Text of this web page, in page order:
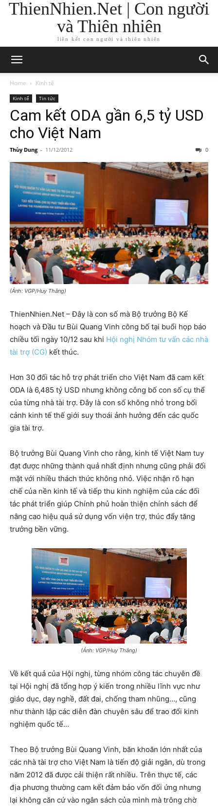
ThienNhien.Net | Con người
và Thiên nhiên
liên kết con người và thiên nhiên
Home Kinh tế
Kinh tế Tin tức
Cam kết ODA gần 6,5 tỷ USD
cho Việt Nam
Thùy Dung - 11/12/2012 0
(Ảnh: VGP/Huy Thắng)
ThienNhien.Net – Đây là con số mà Bộ trưởng Bộ Kế
hoạch và Đầu tư Bùi Quang Vinh công bố tại buổi họp báo
chiều tối ngày 10/12 sau khi Hội nghị Nhóm tư vấn các nhà
tài trợ (CG) kết thúc.
Hơn 30 đối tác hỗ trợ phát triển cho Việt Nam đã cam kết
ODA là 6,485 tỷ USD nhưng không công bố con số cụ thể
của từng nhà tài trợ. Đây là con số không nhỏ trong bối
cảnh kinh tế thế giới suy thoái ảnh hưởng đến các quốc
gia tài trợ.
Bộ trưởng Bùi Quang Vinh cho rằng, kinh tế Việt Nam tuy
đạt được những thành quả nhất định nhưng cũng phải đối
mặt với nhiều thách thức không nhỏ. Việc nhận rõ hạn
chế của nền kinh tế và tiếp thu kinh nghiệm của các đối
tác phát triển giúp Chính phủ hoàn thiện chính sách để
nâng cao hiệu quả sử dụng vốn viện trợ, thúc đẩy tăng
trưởng bền vững.
(Ảnh: VGP/Huy Thắng)
Về kết quả của Hội nghị, từng nhóm công tác chuyên đề
tại Hội nghị đã tổng hợp ý kiến trong nhiều lĩnh vực như
giáo dục, dạy nghề, đất đai, chống tham nhũng…, cũng
như thành lập các diễn đàn chuyên sâu để trao đổi kinh
nghiệm quốc tế…
Theo Bộ trưởng Bùi Quang Vinh, băn khoăn lớn nhất của
các nhà tài trợ cho Việt Nam là tiến độ giải ngân, dù trong
năm 2012 đã được cải thiện rất nhiều. Trên thực tế, các
địa phương thường cam kết đảm bảo vốn đối ứng nhưng
lại không căn cứ vào ngân sách của mình mà trông chờ